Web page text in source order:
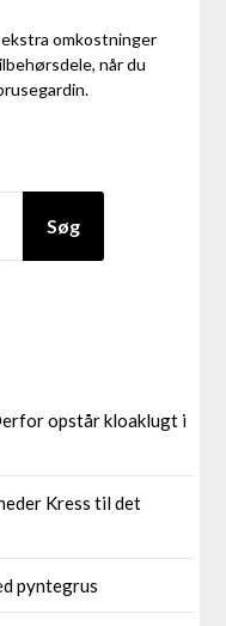
omkostninger
når du
Søg
opstår kloaklugt i
Kress til det
pyntegrus